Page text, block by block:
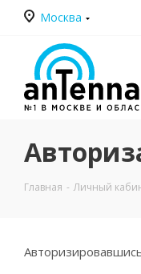
Москва
Главная - Личный